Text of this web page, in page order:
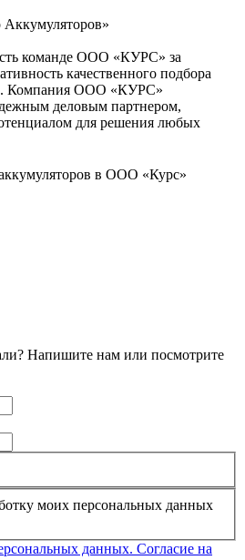
команде ООО «КУРС» за
качественного подбора
Компания ООО «КУРС»
деловым партнером,
для решения любых
в ООО «Курс»
Напишите нам или посмотрите
данных. Согласие на